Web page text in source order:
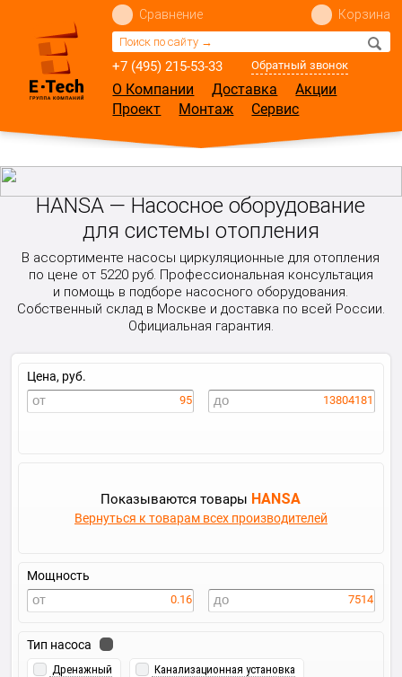
+7 (495) 215-53-33 Обратный звонок
Сравнение Корзина
О Компании Доставка
Акции
Проект
Монтаж Сервис
HANSA — Насосное оборудование
для системы отопления
В ассортименте насосы циркуляционные для отопления
по цене от 5220 руб. Профессиональная консультация
и помощь в подборе насосного оборудования.
Собственный склад в Москве и доставка по всей России.
Официальная гарантия.
Цена, руб.
95 13804181
Показываются товары HANSA
Вернуться к товарам всех производителей
Мощность
0.16 7514
Тип насоса
Дренажный Канализационная установка